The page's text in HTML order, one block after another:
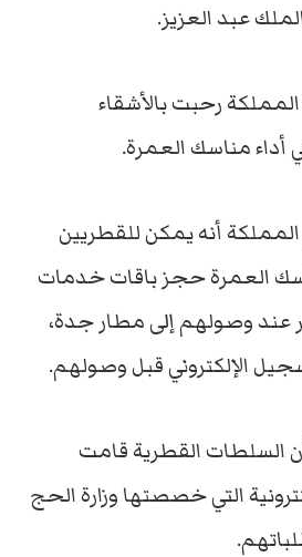
عبد العزيز.
رحبت بالأشقاء
أداء مناسك العمرة.
أنه يمكن للقطريين
العمرة حجز باقات خدمات
عند وصولهم إلى مطار جدة،
الإلكتروني قبل وصولهم.
السلطات القطرية قامت
التي خصصتها وزارة الحج